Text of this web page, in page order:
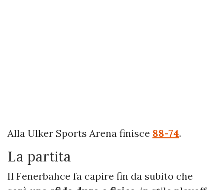
Alla Ulker Sports Arena finisce 88-74.
La partita
Il Fenerbahce fa capire fin da subito che